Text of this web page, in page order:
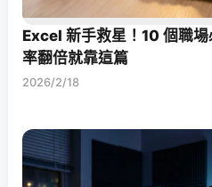
Excel 新手救星！10 個職
率翻倍就靠這篇
2026/2/18